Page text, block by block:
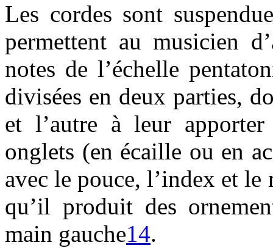
Les cordes sont
permettent au musicien
notes de l’échelle
divisées en deux parties,
et l’autre à leur
onglets (en écaille ou en
avec le pouce, l’index et
qu’il produit des
main gauche14.